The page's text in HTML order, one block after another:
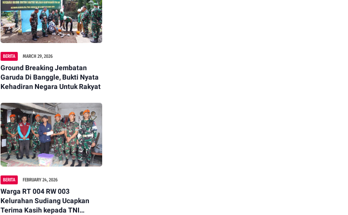
BERITA MARCH 29, 2026
Ground Breaking Jembatan
Garuda Di Banggle, Bukti Nyata
Kehadiran Negara Untuk Rakyat
BERITA FEBRUARY 24, 2026
Warga RT 004 RW 003
Kelurahan Sudiang Ucapkan
Terima Kasih kepada TNI